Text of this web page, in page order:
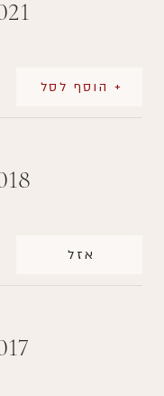
+ הוסף לסל
אזל